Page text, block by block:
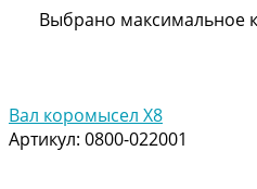
Выбрано максимальное
Вал коромысел Х8
Артикул: 0800-022001